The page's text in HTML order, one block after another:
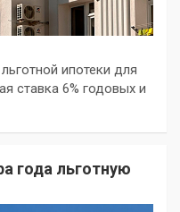
ипотеки для
ставка 6% годовых и
года льготную